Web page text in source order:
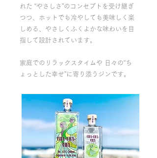
れた “やさしさ”のコンセプトを受け継ぎ
つつ、ホットでも冷やしても美味しく楽
しめる、やさしくふくよかな味わいを目
指して設計されています。
家庭でのリラックスタイムや 日々の“ち
ょっとした幸せ”に寄り添うジンです。